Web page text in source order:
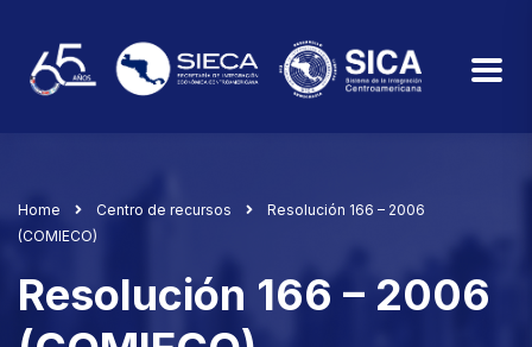
Home Centro de recursos
Resolución 166 – 2006
(COMIECO)
Resolución 166 – 2006